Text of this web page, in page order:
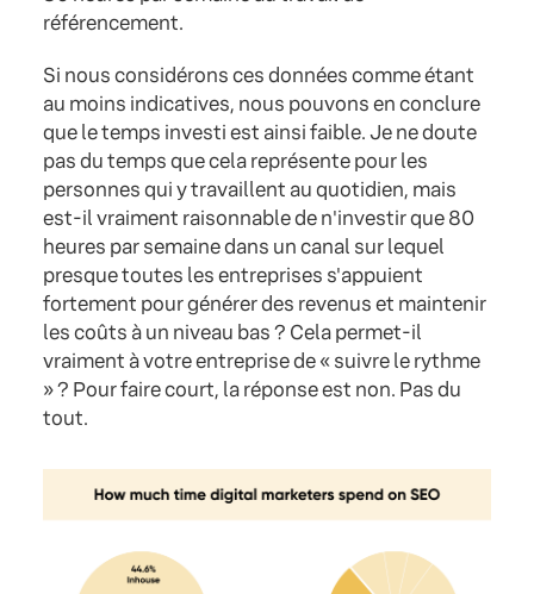
référencement.
Si nous considérons ces données comme étant
au moins indicatives, nous pouvons en conclure
que le temps investi est ainsi faible. Je ne doute
pas du temps que cela représente pour les
personnes qui y travaillent au quotidien, mais
est-il vraiment raisonnable de n'investir que 80
heures par semaine dans un canal sur lequel
presque toutes les entreprises s'appuient
fortement pour générer des revenus et maintenir
les coûts à un niveau bas ? Cela permet-il
vraiment à votre entreprise de « suivre le rythme
» ? Pour faire court, la réponse est non. Pas du
tout.